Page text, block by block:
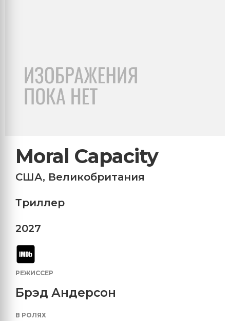
Moral Capacity
США, Великобритания
Триллер
2027
РЕЖИССЕР
Брэд Андерсон
В РОЛЯХ